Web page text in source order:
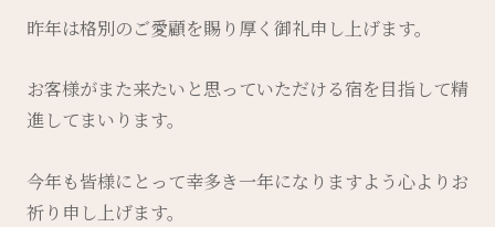
昨年は格別のご愛顧を賜り厚く御礼申し上げます。
お客様がまた来たいと思っていただける宿を目指して精
進してまいります。
今年も皆様にとって幸多き一年になりますよう心よりお
祈り申し上げます。